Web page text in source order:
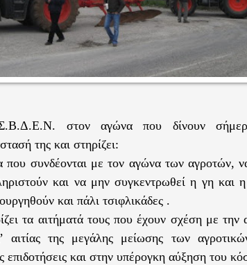
στον αγώνα που δίνουν
της και στηρίζει:
που συνδέονται με τον αγώνα των αγροτών,
και να μην συγκεντρωθεί η γη και
και πάλι τσιφλικάδες .
τα αιτήματά τους που έχουν σχέση με
αιτίας της μεγάλης μείωσης των
επιδοτήσεις και στην υπέρογκη αύξηση του